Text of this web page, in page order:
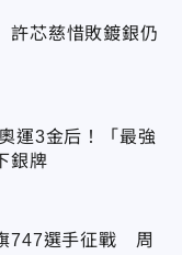
芯慈惜敗鍍銀仍
運3金后！「最強
銀牌
747選手征戰 周